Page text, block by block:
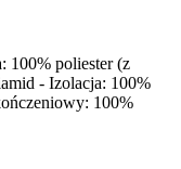
100% poliester (z
- Izolacja: 100%
100%